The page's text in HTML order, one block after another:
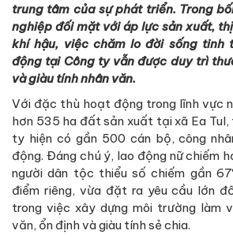
trung tâm của sự phát triển. Trong
nghiệp đối mặt với áp lực sản xuất,
khí hậu, việc chăm lo đời sống tinh
động tại Công ty vẫn được duy trì
và giàu tính nhân văn.
Với đặc thù hoạt động trong lĩnh vực
hơn 535 ha đất sản xuất tại xã Ea
ty hiện có gần 500 cán bộ, công
động. Đáng chú ý, lao động nữ chiếm
người dân tộc thiểu số chiếm gần
điểm riêng, vừa đặt ra yêu cầu lớn
trong việc xây dựng môi trường làm
văn, ổn định và giàu tính sẻ chia.